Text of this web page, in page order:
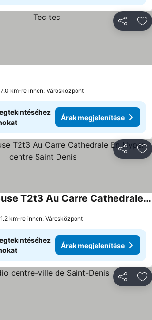
7.0 km-re innen: Városközpont
Árak megjelenítése
Suite Majestieuse T2t3 Au Carre Cathedrale En Hyper-centre Saint Denis
1.2 km-re innen: Városközpont
Árak megjelenítése